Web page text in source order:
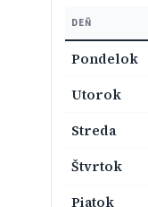
DEŇ
Pondelok
Utorok
Streda
Štvrtok
Piatok